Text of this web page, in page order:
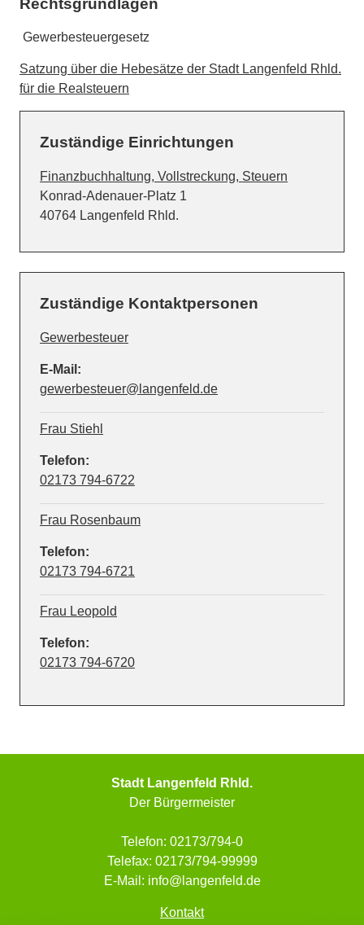
Rechtsgrundlagen
Gewerbesteuergesetz
Satzung über die Hebesätze der Stadt Langenfeld Rhld.
für die Realsteuern
Zuständige Einrichtungen
Finanzbuchhaltung, Vollstreckung, Steuern
Straße:
Konrad-Adenauer-Platz Hausnummer:
1
PLZ:
40764 Ort:
Langenfeld Rhld.
Zuständige Kontaktpersonen
Gewerbesteuer
E-Mail:
gewerbesteuer@langenfeld.de
Frau Stiehl
Telefon:
02173 794-6722
Frau Rosenbaum
Telefon:
02173 794-6721
Frau Leopold
Telefon:
02173 794-6720
Stadt Langenfeld Rhld.
Der Bürgermeister
Telefon: 02173/794-0
Telefax: 02173/794-99999
E-Mail: info@langenfeld.de
Kontakt